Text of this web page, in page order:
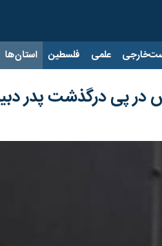
علمی فلسطین استان‌ها
در پی درگذشت پدر